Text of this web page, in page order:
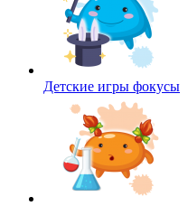
Детские игры фокусы